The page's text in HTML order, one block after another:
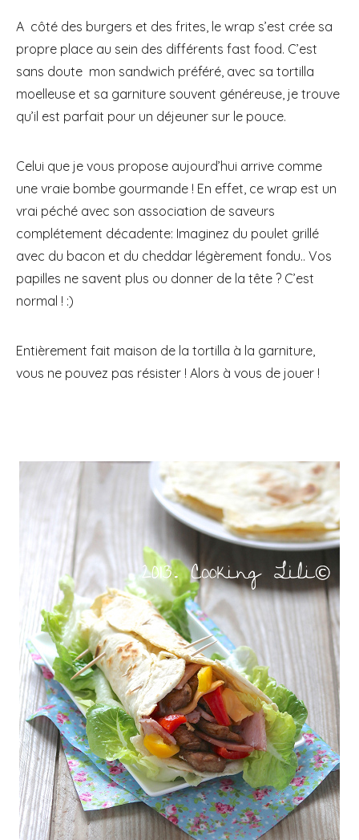
A côté des burgers et des frites, le wrap s’est crée sa
propre place au sein des différents fast food. C’est
sans doute mon sandwich préféré, avec sa tortilla
moelleuse et sa garniture souvent généreuse, je trouve
qu’il est parfait pour un déjeuner sur le pouce.
Celui que je vous propose aujourd’hui arrive comme
une vraie bombe gourmande ! En effet, ce wrap est un
vrai péché avec son association de saveurs
complétement décadente: Imaginez du poulet grillé
avec du bacon et du cheddar légèrement fondu.. Vos
papilles ne savent plus ou donner de la tête ? C’est
normal ! :)
Entièrement fait maison de la tortilla à la garniture,
vous ne pouvez pas résister ! Alors à vous de jouer !